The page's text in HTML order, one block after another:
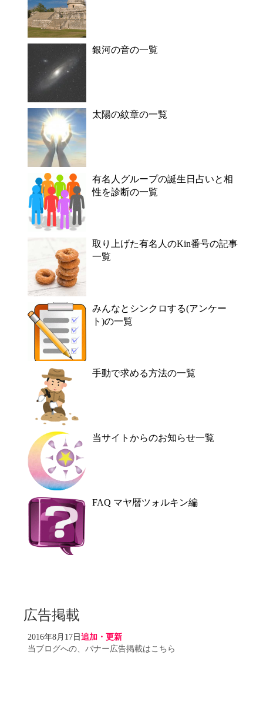
銀河の音の一覧
太陽の紋章の一覧
有名人グループの誕生日占いと相
性を診断の一覧
取り上げた有名人のKin番号の記事
一覧
みんなとシンクロする(アンケー
ト)の一覧
手動で求める方法の一覧
当サイトからのお知らせ一覧
FAQ マヤ暦ツォルキン編
広告掲載
2016年8月17日追加・更新
当ブログへの、バナー広告掲載はこちら